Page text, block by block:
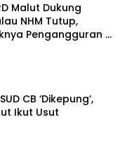
Malut Dukung
NHM Tutup,
Pengangguran di
CB ‘Dikepung’,
Ikut Usut